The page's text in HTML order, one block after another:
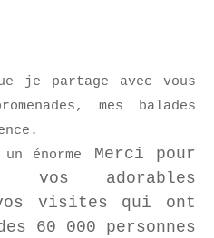
je partage avec vous
mes balades
énorme
Merci pour
adorables
vos visites qui ont
60 000 personnes